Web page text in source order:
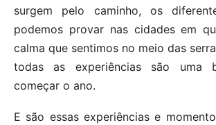
surgem pelo caminho, os
podemos provar nas cidades em
calma que sentimos no meio das
todas as experiências são uma
começar o ano.
E são essas experiências e